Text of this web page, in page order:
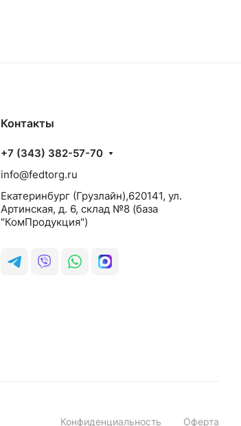
Контакты
+7 (343) 382-57-70
info@fedtorg.ru
Екатеринбург (Грузлайн),620141, ул.
Артинская, д. 6, склад №8 (база
"КомПродукция")
Конфиденциальность Оферта